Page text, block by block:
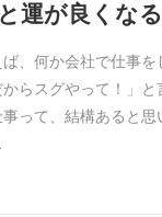
運が良くなる
、何か会社で仕事
からスグやって！」
って、結構あると思